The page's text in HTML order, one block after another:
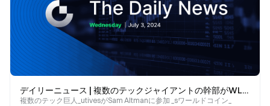
デイリーニュース | 複数のテックジャイアントの幹部がWLDに参加; ADAがMiCAコンプライアンス指標を更新; Blastが2回目のエアドロップ規制を発行
複数のテック巨人_utivesがSam Altmanに参加 _sワールドコイン_